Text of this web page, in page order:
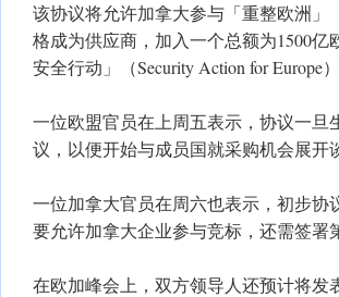
该协议将允许加拿大参与「重整欧洲」
格成为供应商，加入一个总额为1500
安全行动」（Security Action for Europe）
一位欧盟官员在上周五表示，协议一
议，以便开始与成员国就采购机会展开
一位加拿大官员在周六也表示，初步
要允许加拿大企业参与竞标，还需签署
在欧加峰会上，双方领导人还预计将